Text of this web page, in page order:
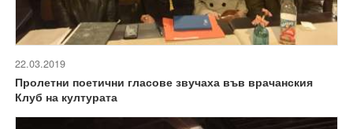
22.03.2019
Пролетни поетични гласове звучаха във врачанския
Клуб на културата